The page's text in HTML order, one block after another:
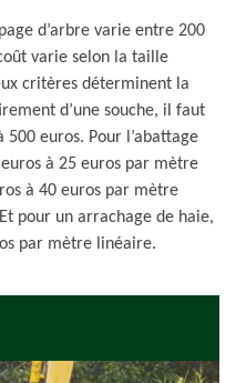
d’arbre varie entre 200
varie selon la taille
critères déterminent la
d’une souche, il faut
euros. Pour l’abattage
à 25 euros par mètre
à 40 euros par mètre
pour un arrachage de haie,
par mètre linéaire.